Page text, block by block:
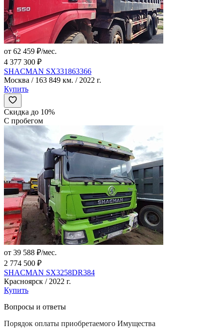
от 62 459 ₽/мес.
4 377 300 ₽
SHACMAN SX331863366
Москва / 163 849 км. / 2022 г.
Купить
Скидка до 10%
С пробегом
от 39 588 ₽/мес.
2 774 500 ₽
SHACMAN SX3258DR384
Красноярск / 2022 г.
Купить
Вопросы и ответы
Порядок оплаты приобретаемого Имущества